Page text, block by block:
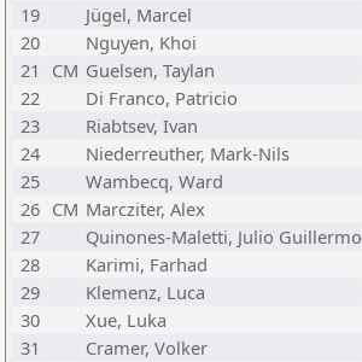
19
Jügel, Marcel
20
Nguyen, Khoi
21
CM Guelsen, Taylan
22
Di Franco, Patricio
23
Riabtsev, Ivan
24
Niederreuther, Mark-Nils
25
Wambecq, Ward
26 CM Marcziter, Alex
27
Quinones-Maletti, Julio Guillermo
28
Karimi, Farhad
29
Klemenz, Luca
30
Xue, Luka
31
Cramer, Volker